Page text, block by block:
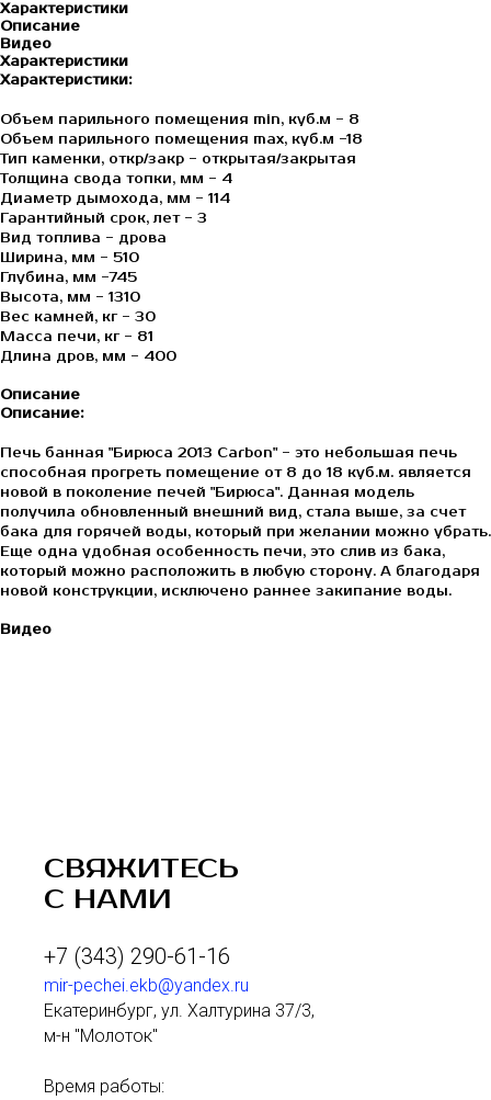
Характеристики
Описание
Видео
Характеристики
Характеристики:
Объем парильного помещения min, куб.м - 8
Объем парильного помещения max, куб.м -18
Тип каменки, откр/закр - открытая/закрытая
Толщина свода топки, мм - 4
Диаметр дымохода, мм - 114
Гарантийный срок, лет - 3
Вид топлива - дрова
Ширина, мм - 510
Глубина, мм -745
Высота, мм - 1310
Вес камней, кг - 30
Масса печи, кг - 81
Длина дров, мм - 400
Описание
Описание:
Печь банная "Бирюса 2013 Carbon" - это небольшая печь
способная прогреть помещение от 8 до 18 куб.м. является
новой в поколение печей "Бирюса". Данная модель
получила обновленный внешний вид, стала выше, за счет
бака для горячей воды, который при желании можно убрать.
Еще одна удобная особенность печи, это слив из бака,
который можно расположить в любую сторону. А благодаря
новой конструкции, исключено раннее закипание воды.
Видео
СВЯЖИТЕСЬ
С НАМИ
+7 (343) 290-61-16
mir-pechei.ekb@yandex.ru
Екатеринбург, ул. Халтурина 37/3,
м-н "Молоток"
Время работы: